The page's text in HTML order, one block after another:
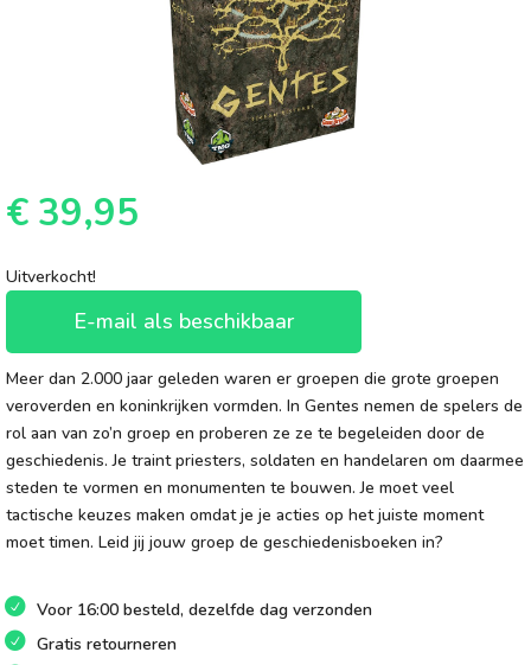
€ 39,95
Uitverkocht!
E-mail als beschikbaar
Meer dan 2.000 jaar geleden waren er groepen die grote groepen
veroverden en koninkrijken vormden. In Gentes nemen de spelers de
rol aan van zo’n groep en proberen ze ze te begeleiden door de
geschiedenis. Je traint priesters, soldaten en handelaren om daarmee
steden te vormen en monumenten te bouwen. Je moet veel
tactische keuzes maken omdat je je acties op het juiste moment
moet timen. Leid jij jouw groep de geschiedenisboeken in?
Voor 16:00 besteld, dezelfde dag verzonden
Gratis retourneren